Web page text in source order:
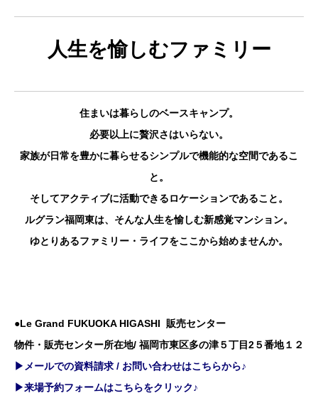
人生を愉しむファミリー
住まいは暮らしのベースキャンプ。
必要以上に贅沢さはいらない。
家族が日常を豊かに暮らせるシンプルで機能的な空間であるこ
と。
そしてアクティブに活動できるロケーションであること。
ルグラン福岡東は、そんな人生を愉しむ新感覚マンション。
ゆとりあるファミリー・ライフをここから始めませんか。
●Le Grand FUKUOKA HIGASHI 販売センター
物件・販売センター所在地/ 福岡市東区多の津５丁目2５番地１２
▶メールでの資料請求 / お問い合わせはこちらから♪
▶来場予約フォームはこちらをクリック♪